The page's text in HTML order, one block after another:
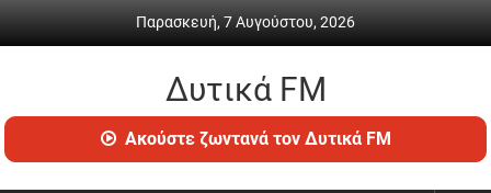
Παρασκευή, 7 Αυγούστου, 2026
Δυτικά FM
Ραδιόφωνο
•
Ακούστε ζωντανά τον Δυτικά FM